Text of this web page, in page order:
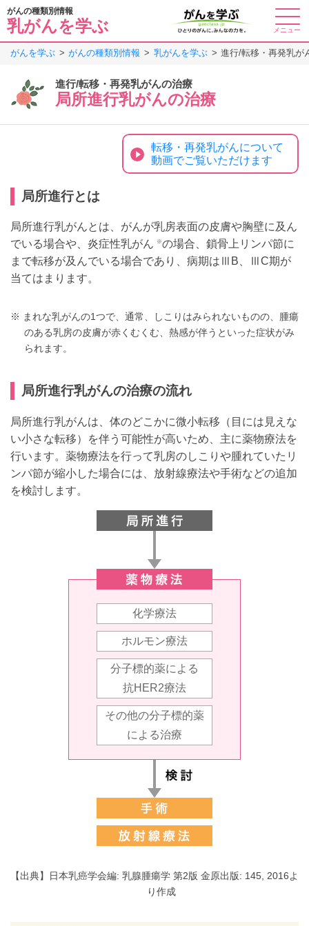
がんの種類別情報
乳がんを学ぶ メニュー
がんを学ぶ がんの種類別情報 乳がんを学ぶ 進行/転移・再発乳が
進行/転移・再発乳がんの治療
局所進行乳がんの治療
転移・再発乳がんについて
動画でご覧いただけます
局所進行とは
局所進行乳がんとは、がんが乳房表面の皮膚や胸壁に及ん
でいる場合や、炎症性乳がん
※の場合、鎖骨上リンパ節に
まで転移が及んでいる場合であり、病期はⅢB、ⅢC期が
当てはまります。
※ まれな乳がんの1つで、通常、しこりはみられないものの、腫瘍
のある乳房の皮膚が赤くむくむ、熱感が伴うといった症状がみ
られます。
局所進行乳がんの治療の流れ
局所進行乳がんは、体のどこかに微小転移（目には見えな
い小さな転移）を伴う可能性が高いため、主に薬物療法を
行います。薬物療法を行って乳房のしこりや腫れていたリ
ンパ節が縮小した場合には、放射線療法や手術などの追加
を検討します。
化学療法
ホルモン療法
分子標的薬による
抗HER2療法
その他の分子標的薬
による治療
【出典】日本乳癌学会編: 乳腺腫瘍学 第2版 金原出版: 145, 2016よ
り作成